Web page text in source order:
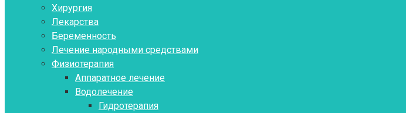
Хирургия
Лекарства
Беременность
Лечение народными средствами
Физиотерапия
Аппаратное лечение
Водолечение
Гидротерапия